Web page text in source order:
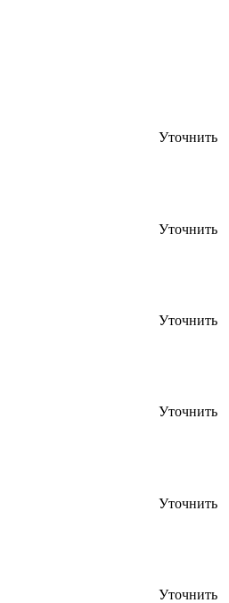
Уточнить
Уточнить
Уточнить
Уточнить
Уточнить
Уточнить